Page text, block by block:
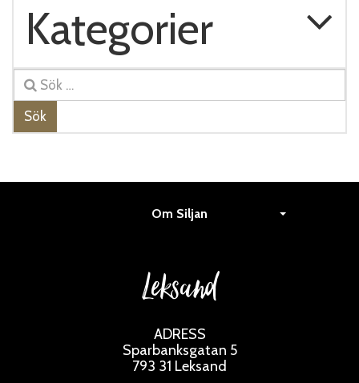
Kategorier
Sök
Om Siljan
Leksand
ADRESS
Sparbanksgatan 5
793 31 Leksand